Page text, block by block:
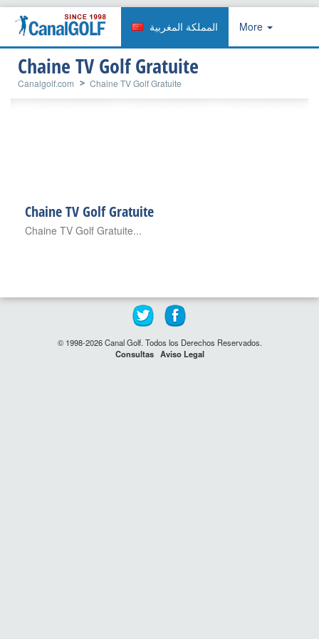
المملكة المغربية More
Chaine TV Golf Gratuite
Canalgolf.com Chaine TV Golf Gratuite
Chaine TV Golf Gratuite
Chaine TV Golf Gratuite...
© 1998-2026 Canal Golf. Todos los Derechos Reservados.
Consultas Aviso Legal